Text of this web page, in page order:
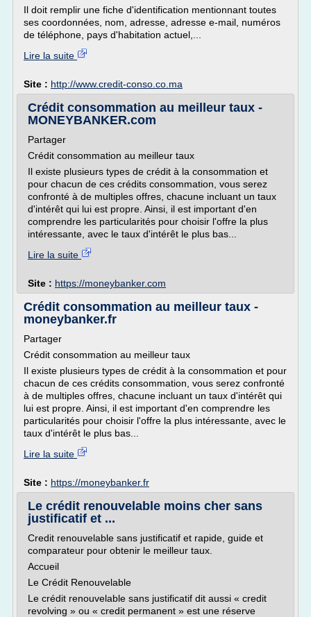
Il doit remplir une fiche d'identification mentionnant toutes
ses coordonnées, nom, adresse, adresse e-mail, numéros
de téléphone, pays d'habitation actuel,...
Lire la suite
Site : http://www.credit-conso.co.ma
Crédit consommation au meilleur taux -
MONEYBANKER.com
Partager
Crédit consommation au meilleur taux
Il existe plusieurs types de crédit à la consommation et
pour chacun de ces crédits consommation, vous serez
confronté à de multiples offres, chacune incluant un taux
d'intérêt qui lui est propre. Ainsi, il est important d'en
comprendre les particularités pour choisir l'offre la plus
intéressante, avec le taux d'intérêt le plus bas...
Lire la suite
Site : https://moneybanker.com
Crédit consommation au meilleur taux -
moneybanker.fr
Partager
Crédit consommation au meilleur taux
Il existe plusieurs types de crédit à la consommation et pour
chacun de ces crédits consommation, vous serez confronté
à de multiples offres, chacune incluant un taux d'intérêt qui
lui est propre. Ainsi, il est important d'en comprendre les
particularités pour choisir l'offre la plus intéressante, avec le
taux d'intérêt le plus bas...
Lire la suite
Site : https://moneybanker.fr
Le crédit renouvelable moins cher sans
justificatif et ...
Credit renouvelable sans justificatif et rapide, guide et
comparateur pour obtenir le meilleur taux.
Accueil
Le Crédit Renouvelable
Le crédit renouvelable sans justificatif dit aussi « credit
revolving » ou « credit permanent » est une réserve